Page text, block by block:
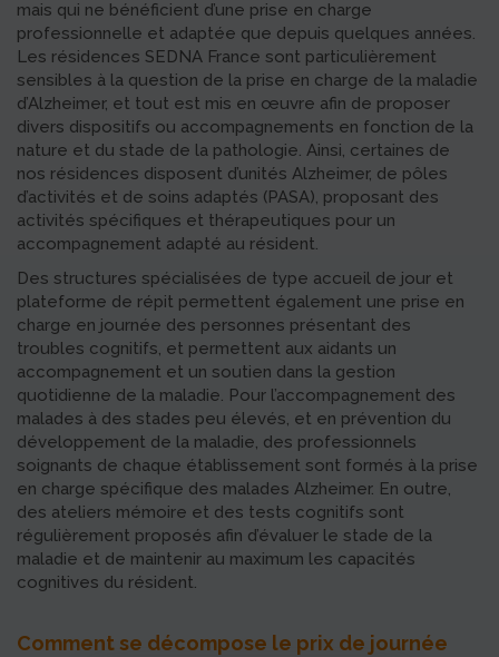
mais qui ne bénéficient d’une prise en charge
professionnelle et adaptée que depuis quelques années.
Les résidences SEDNA France sont particulièrement
sensibles à la question de la prise en charge de la maladie
d’Alzheimer, et tout est mis en œuvre afin de proposer
divers dispositifs ou accompagnements en fonction de la
nature et du stade de la pathologie. Ainsi, certaines de
nos résidences disposent d’unités Alzheimer, de pôles
d’activités et de soins adaptés (PASA), proposant des
activités spécifiques et thérapeutiques pour un
accompagnement adapté au résident.
Des structures spécialisées de type accueil de jour et
plateforme de répit permettent également une prise en
charge en journée des personnes présentant des
troubles cognitifs, et permettent aux aidants un
accompagnement et un soutien dans la gestion
quotidienne de la maladie. Pour l’accompagnement des
malades à des stades peu élevés, et en prévention du
développement de la maladie, des professionnels
soignants de chaque établissement sont formés à la prise
en charge spécifique des malades Alzheimer. En outre,
des ateliers mémoire et des tests cognitifs sont
régulièrement proposés afin d’évaluer le stade de la
maladie et de maintenir au maximum les capacités
cognitives du résident.
Comment se décompose le prix de journée